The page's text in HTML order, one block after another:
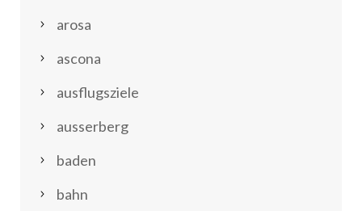
arosa
ascona
ausflugsziele
ausserberg
baden
bahn